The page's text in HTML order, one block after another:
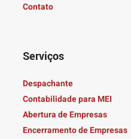
Contato
Serviços
Despachante
Contabilidade para MEI
Abertura de Empresas
Encerramento de Empresas